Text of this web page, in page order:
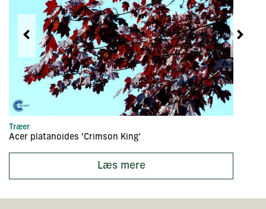
Træer
Acer platanoides ‘Crimson King’
Læs mere